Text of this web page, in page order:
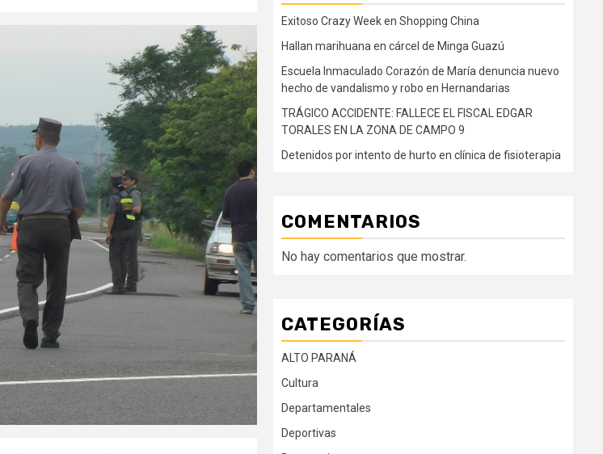
Exitoso Crazy Week en Shopping China
Hallan marihuana en cárcel de Minga Guazú
Escuela Inmaculado Corazón de María denuncia nuevo
hecho de vandalismo y robo en Hernandarias
TRÁGICO ACCIDENTE: FALLECE EL FISCAL EDGAR
TORALES EN LA ZONA DE CAMPO 9
Detenidos por intento de hurto en clínica de fisioterapia
COMENTARIOS
No hay comentarios que mostrar.
CATEGORÍAS
ALTO PARANÁ
Cultura
Departamentales
Deportivas